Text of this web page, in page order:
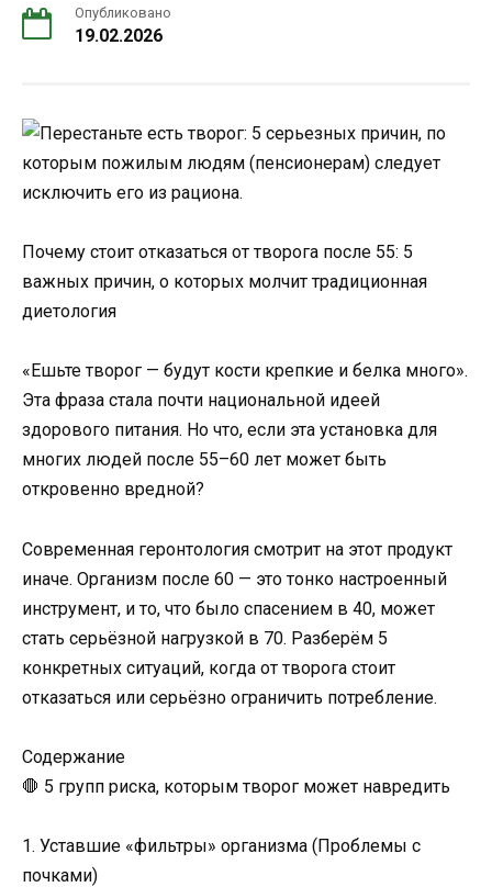
Опубликовано
19.02.2026
Почему стоит отказаться от творога после 55: 5
важных причин, о которых молчит традиционная
диетология
«Ешьте творог — будут кости крепкие и белка много».
Эта фраза стала почти национальной идеей
здорового питания. Но что, если эта установка для
многих людей после 55–60 лет может быть
откровенно вредной?
Современная геронтология смотрит на этот продукт
иначе. Организм после 60 — это тонко настроенный
инструмент, и то, что было спасением в 40, может
стать серьёзной нагрузкой в 70. Разберём 5
конкретных ситуаций, когда от творога стоит
отказаться или серьёзно ограничить потребление.
Содержание
🛑 5 групп риска, которым творог может навредить
1. Уставшие «фильтры» организма (Проблемы с
почками)